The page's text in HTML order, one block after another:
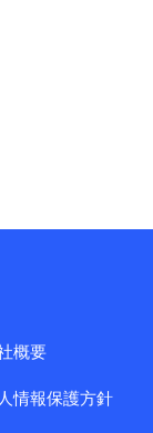
概要
情報保護方針